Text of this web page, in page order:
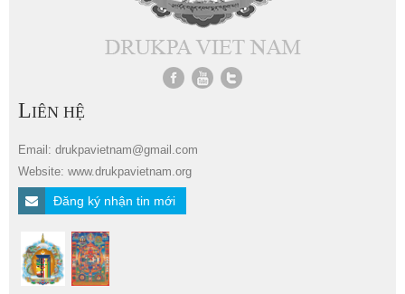
LIÊN HỆ
Email: drukpavietnam@gmail.com
Website: www.drukpavietnam.org
Đăng ký nhận tin mới